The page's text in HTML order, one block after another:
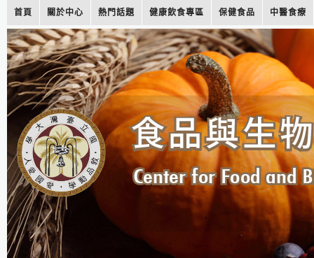
首頁 關於中心 熱門話題 健康飲食專區 保健食品 中醫食療